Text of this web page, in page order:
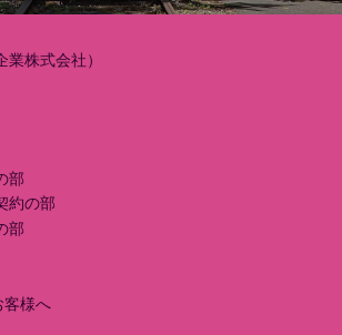
株式会社）
部
約の部
部
客様へ